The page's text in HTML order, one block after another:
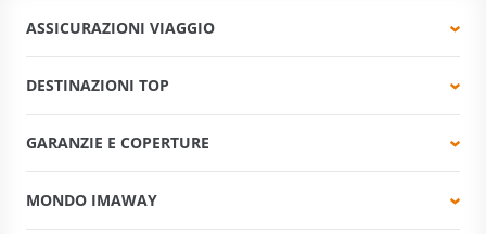
ASSICURAZIONI VIAGGIO
DESTINAZIONI TOP
GARANZIE E COPERTURE
MONDO IMAWAY